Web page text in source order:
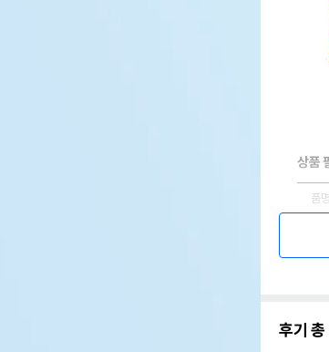
상품
품
제
후기 총